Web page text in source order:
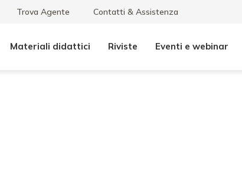
Trova Agente Contatti & Assistenza
Materiali didattici Riviste Eventi e webinar